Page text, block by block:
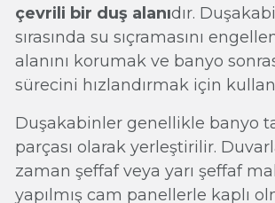
çevrili bir duş alanıdır.
sırasında su sıçramasını
alanını korumak ve banyo
sürecini hızlandırmak için
Duşakabinler genellikle banyo
parçası olarak yerleştirilir.
zaman şeffaf veya yarı şeffaf
yapılmış cam panellerle kaplı